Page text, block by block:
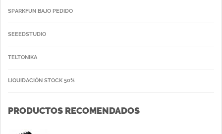
SPARKFUN BAJO PEDIDO
SEEEDSTUDIO
TELTONIKA
LIQUIDACIÓN STOCK 50%
PRODUCTOS RECOMENDADOS